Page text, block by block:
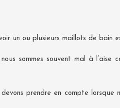
un ou plusieurs maillots de bain
sommes souvent mal à
prendre en compte